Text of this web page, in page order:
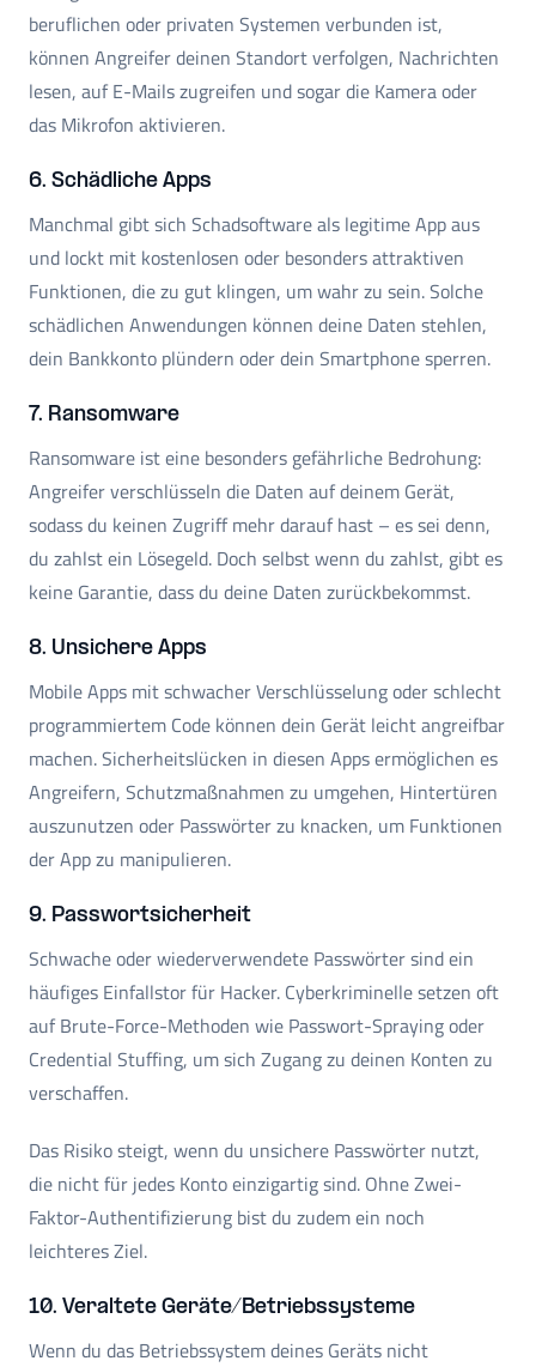
beruflichen oder privaten Systemen verbunden ist,
können Angreifer deinen Standort verfolgen, Nachrichten
lesen, auf E-Mails zugreifen und sogar die Kamera oder
das Mikrofon aktivieren.
6. Schädliche Apps
Manchmal gibt sich Schadsoftware als legitime App aus
und lockt mit kostenlosen oder besonders attraktiven
Funktionen, die zu gut klingen, um wahr zu sein. Solche
schädlichen Anwendungen können deine Daten stehlen,
dein Bankkonto plündern oder dein Smartphone sperren.
7. Ransomware
Ransomware ist eine besonders gefährliche Bedrohung:
Angreifer verschlüsseln die Daten auf deinem Gerät,
sodass du keinen Zugriff mehr darauf hast – es sei denn,
du zahlst ein Lösegeld. Doch selbst wenn du zahlst, gibt es
keine Garantie, dass du deine Daten zurückbekommst.
8. Unsichere Apps
Mobile Apps mit schwacher Verschlüsselung oder schlecht
programmiertem Code können dein Gerät leicht angreifbar
machen. Sicherheitslücken in diesen Apps ermöglichen es
Angreifern, Schutzmaßnahmen zu umgehen, Hintertüren
auszunutzen oder Passwörter zu knacken, um Funktionen
der App zu manipulieren.
9. Passwortsicherheit
Schwache oder wiederverwendete Passwörter sind ein
häufiges Einfallstor für Hacker. Cyberkriminelle setzen oft
auf Brute-Force-Methoden wie Passwort-Spraying oder
Credential Stuffing, um sich Zugang zu deinen Konten zu
verschaffen.
Das Risiko steigt, wenn du unsichere Passwörter nutzt,
die nicht für jedes Konto einzigartig sind. Ohne Zwei-
Faktor-Authentifizierung bist du zudem ein noch
leichteres Ziel.
10. Veraltete Geräte/Betriebssysteme
Wenn du das Betriebssystem deines Geräts nicht